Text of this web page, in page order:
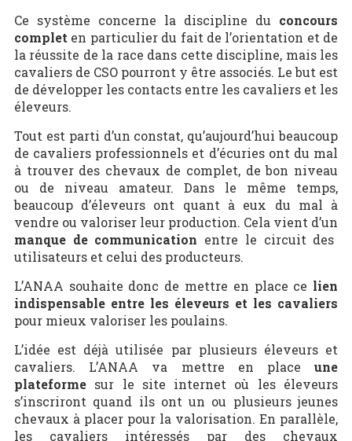
Ce système concerne la discipline du concours
complet en particulier du fait de l’orientation et de
la réussite de la race dans cette discipline, mais les
cavaliers de CSO pourront y être associés. Le but est
de développer les contacts entre les cavaliers et les
éleveurs.
Tout est parti d’un constat, qu’aujourd’hui beaucoup
de cavaliers professionnels et d’écuries ont du mal
à trouver des chevaux de complet, de bon niveau
ou de niveau amateur. Dans le même temps,
beaucoup d’éleveurs ont quant à eux du mal à
vendre ou valoriser leur production. Cela vient d’un
manque de communication entre le circuit des
utilisateurs et celui des producteurs.
L’ANAA souhaite donc de mettre en place ce lien
indispensable entre les éleveurs et les cavaliers
pour mieux valoriser les poulains.
L’idée est déjà utilisée par plusieurs éleveurs et
cavaliers. L’ANAA va mettre en placeune
plateformesur le site internet où les éleveurs
s’inscriront quand ils ont un ou plusieurs jeunes
chevaux à placer pour la valorisation. En parallèle,
les cavaliers intéressés par des chevaux